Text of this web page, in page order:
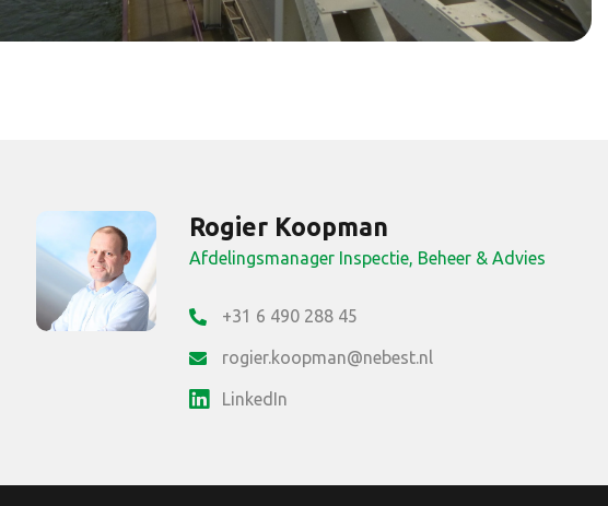
Rogier Koopman
Afdelingsmanager Inspectie, Beheer & Advies
+31 6 490 288 45
rogier.koopman@nebest.nl
LinkedIn